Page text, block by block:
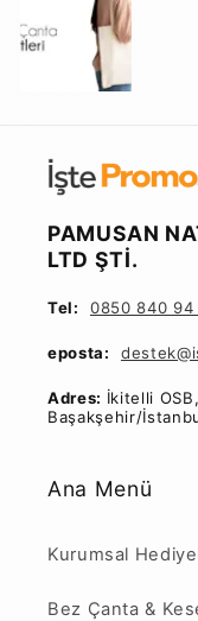
PAMUSAN
LTD ŞTİ.
Tel: 0850 840 94
eposta:
Adres: İkitelli
Başakşehir/
Ana Menü
Kurumsal
Bez Çanta &